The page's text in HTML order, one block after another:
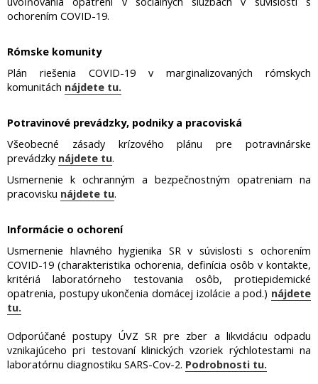
ochorením COVID-19.
Rómske komunity
Plán riešenia COVID-19 v marginalizovaných rómskych
komunitách nájdete tu.
Potravinové prevádzky, podniky a pracoviská
Všeobecné zásady krízového plánu pre potravinárske
prevádzky nájdete tu.
Usmernenie k ochranným a bezpečnostným opatreniam na
pracovisku nájdete tu.
Informácie o ochorení
Usmernenie hlavného hygienika SR v súvislosti s ochorením
COVID-19 (charakteristika ochorenia, definícia osôb v kontakte,
kritériá laboratórneho testovania osôb, protiepidemické
opatrenia, postupy ukončenia domácej izolácie a pod.) nájdete
tu.
Odporúčané postupy ÚVZ SR pre zber a likvidáciu odpadu
vznikajúceho pri testovaní klinických vzoriek rýchlotestami na
laboratórnu diagnostiku SARS-Cov-2. Podrobnosti tu.